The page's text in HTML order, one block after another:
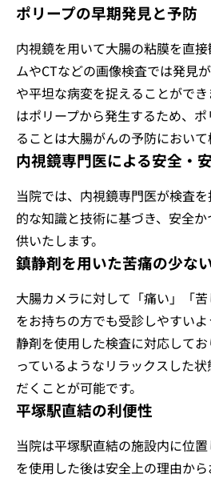
ポリープの早期発見と予防
内視鏡を用いて大腸の粘膜を直
ムやCTなどの画像検査では発見
や平坦な病変を捉えることができ
はポリープから発生するため、
ることは大腸がんの予防において
内視鏡専門医による安全・
当院では、内視鏡専門医が検査
的な知識と技術に基づき、安全
供いたします。
鎮静剤を用いた苦痛の少な
大腸カメラに対して「痛い」「
をお持ちの方でも受診しやすい
静剤を使用した検査に対応して
っているようなリラックスした
だくことが可能です。
平塚駅直結の利便性
当院は平塚駅直結の施設内に位
を使用した後は安全上の理由か